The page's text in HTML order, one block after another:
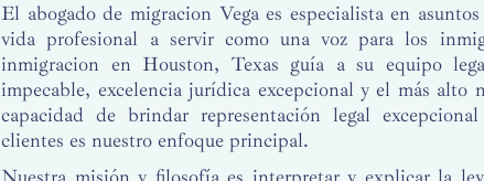
El abogado de migracion Vega es especialista en
vida profesional a servir como una voz para los
inmigracion en Houston, Texas guía a su equipo
impecable, excelencia jurídica excepcional y el más
capacidad de brindar representación legal
clientes es nuestro enfoque principal.